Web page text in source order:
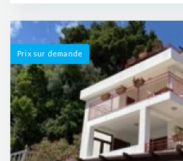
Prix ​​sur demande